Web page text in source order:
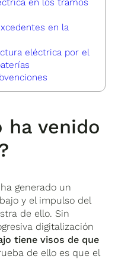
en los tramos
en la
eléctrica por el
ha venido
generado un
y el impulso del
de ello. Sin
digitalización
tiene visos de que
de ello es que el